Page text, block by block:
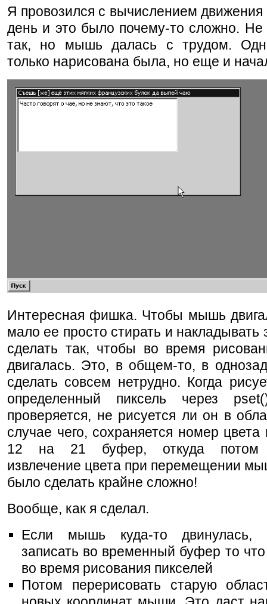
Я провозился с вычислением
день и это было почему-то сложно. Не
так, но мышь далась с трудом.
только нарисована была, но еще и
Интересная фишка. Чтобы мышь
мало ее просто стирать и накладывать
сделать так, чтобы во время
двигалась. Это, в общем-то, в
сделать совсем нетрудно. Когда
определенный пиксель через
проверяется, не рисуется ли он в
случае чего, сохраняется номер
12 на 21 буфер, откуда потом
извлечение цвета при перемещении
было сделать крайне сложно!
Вообще, как я сделал.
Если мышь куда-то двинулась,
записать во временный буфер то
во время рисования пикселей
Потом перерисовать старую